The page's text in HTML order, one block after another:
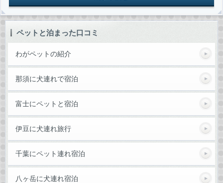
ペットと泊まった口コミ
わがペットの紹介
那須に犬連れで宿泊
富士にペットと宿泊
伊豆に犬連れ旅行
千葉にペット連れ宿泊
八ヶ岳に犬連れ宿泊